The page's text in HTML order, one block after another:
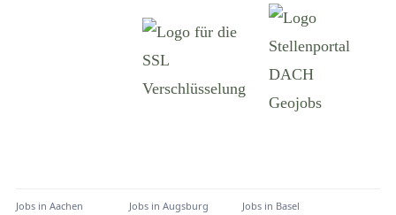
Jobs in Aachen Jobs in Augsburg Jobs in Basel